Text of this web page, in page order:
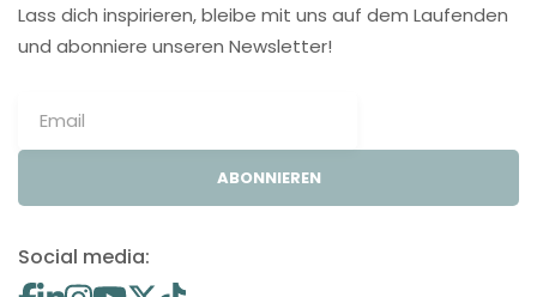
Lass dich inspirieren, bleibe mit uns auf dem Laufenden
und abonniere unseren Newsletter!
ABONNIEREN
Social media: